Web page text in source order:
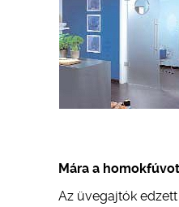
Mára a
Az üvegajtók